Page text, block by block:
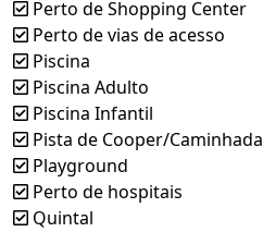
Perto de Shopping Center
Perto de vias de acesso
Piscina
Piscina Adulto
Piscina Infantil
Pista de Cooper/Caminhada
Playground
Perto de hospitais
Quintal